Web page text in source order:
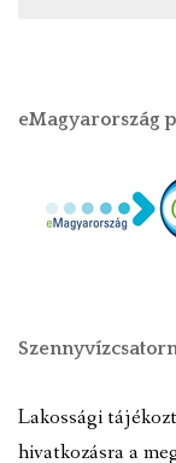
eMagyarország
Lakossági
hivatkozásra a